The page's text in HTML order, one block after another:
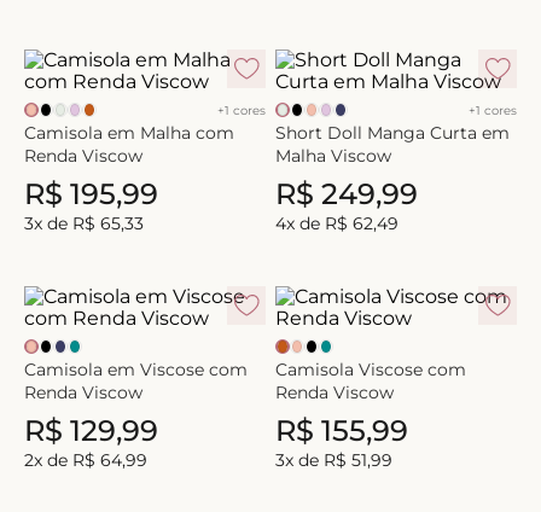
+1 cores
Camisola em Malha com
Renda Viscow
R$ 195,99
3x de R$ 65,33
+1 cores
Short Doll Manga Curta em
Malha Viscow
R$ 249,99
4x de R$ 62,49
Camisola em Viscose com
Renda Viscow
R$ 129,99
2x de R$ 64,99
Camisola Viscose com
Renda Viscow
R$ 155,99
3x de R$ 51,99